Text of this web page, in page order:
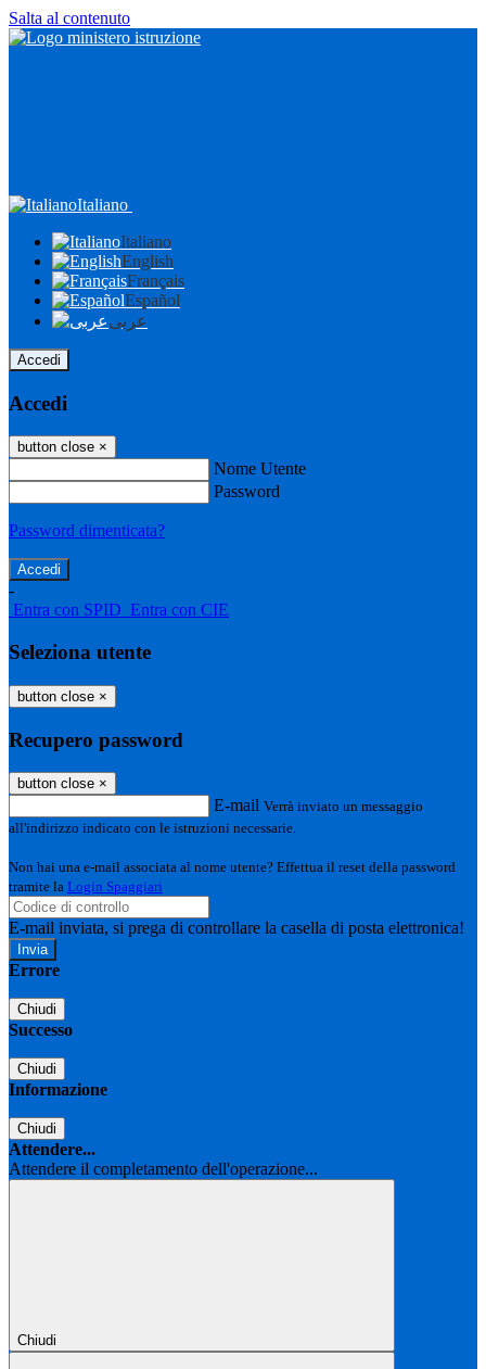
Salta al contenuto
Italiano
Italiano
English
Français
Español
عربى
Accedi
Accedi
button close ×
Nome Utente
Password
Password dimenticata?
-
Entra con SPID Entra con CIE
Seleziona utente
button close ×
Recupero password
button close ×
E-mail Verrà inviato un messaggio
all'indirizzo indicato con le istruzioni necessarie.
Non hai una e-mail associata al nome utente? Effettua il reset della password
tramite la Login Spaggiari
E-mail inviata, si prega di controllare la casella di posta elettronica!
Errore
Chiudi
Successo
Chiudi
Informazione
Chiudi
Attendere...
Attendere il completamento dell'operazione...
Chiudi